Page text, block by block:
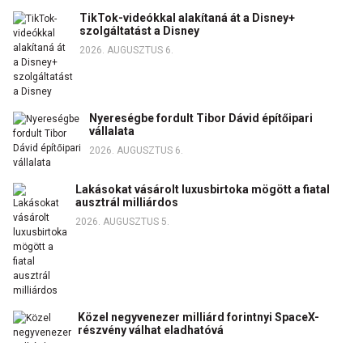
TikTok-videókkal alakítaná át a Disney+
szolgáltatást a Disney
2026. AUGUSZTUS 6.
Nyereségbe fordult Tibor Dávid építőipari
vállalata
2026. AUGUSZTUS 6.
Lakásokat vásárolt luxusbirtoka mögött a fiatal
ausztrál milliárdos
2026. AUGUSZTUS 5.
Közel negyvenezer milliárd forintnyi SpaceX-
részvény válhat eladhatóvá